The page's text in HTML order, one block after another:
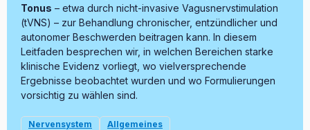
Tonus – etwa durch nicht-invasive Vagusnervstimulation
(tVNS) – zur Behandlung chronischer, entzündlicher und
autonomer Beschwerden beitragen kann. In diesem
Leitfaden besprechen wir, in welchen Bereichen starke
klinische Evidenz vorliegt, wo vielversprechende
Ergebnisse beobachtet wurden und wo Formulierungen
vorsichtig zu wählen sind.
Nervensystem Allgemeines